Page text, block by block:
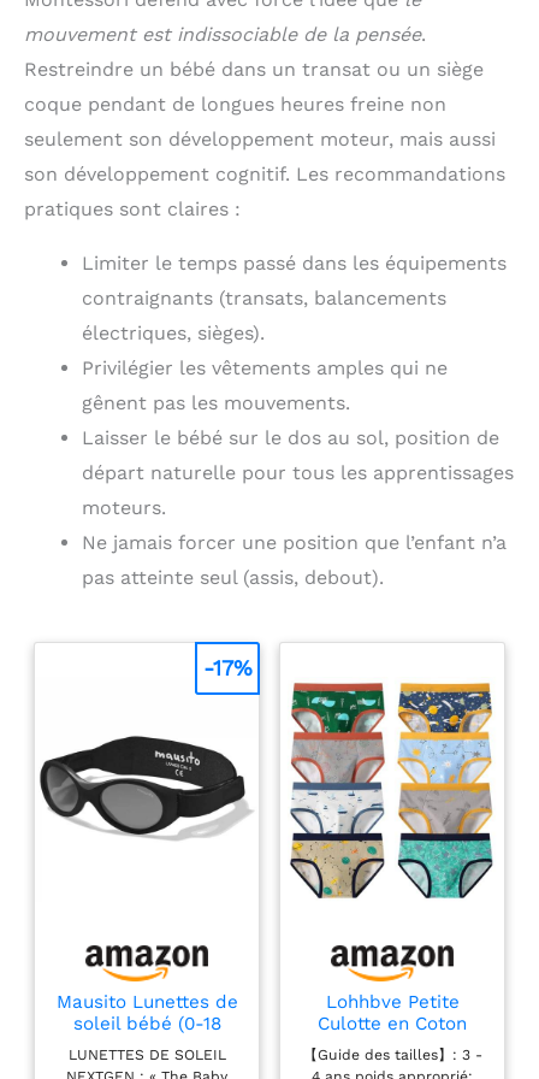
mouvement est indissociable de la pensée.
Restreindre un bébé dans un transat ou un siège
coque pendant de longues heures freine non
seulement son développement moteur, mais aussi
son développement cognitif. Les recommandations
pratiques sont claires :
Limiter le temps passé dans les équipements
contraignants (transats, balancements
électriques, sièges).
Privilégier les vêtements amples qui ne
gênent pas les mouvements.
Laisser le bébé sur le dos au sol, position de
départ naturelle pour tous les apprentissages
moteurs.
Ne jamais forcer une position que l’enfant n’a
pas atteinte seul (assis, debout).
Mausito Lunettes de
soleil bébé (0-18
mois) | Design
flexible avec UV400
LUNETTES DE SOLEIL
-17%
Lohhbve Petite
Culotte en Coton
pour garçon
Ensemble de 8
【Guide des tailles】: 3 -